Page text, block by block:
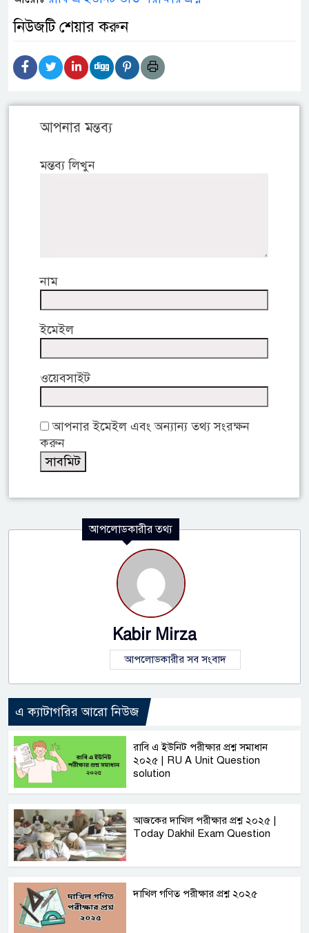
নিউজটি শেয়ার করুন
আপনার মন্তব্য
মন্তব্য লিখুন
নাম
ইমেইল
ওয়েবসাইট
আপনার ইমেইল এবং অন্যান্য তথ্য সংরক্ষন
করুন
আপলোডকারীর তথ্য
Kabir Mirza
আপলোডকারীর সব সংবাদ
এ ক্যাটাগরির আরো নিউজ
রাবি এ ইউনিট পরীক্ষার প্রশ্ন সমাধান
২০২৫ | RU A Unit Question
solution
আজকের দাখিল পরীক্ষার প্রশ্ন ২০২৫ |
Today Dakhil Exam Question
দাখিল গণিত পরীক্ষার প্রশ্ন ২০২৫